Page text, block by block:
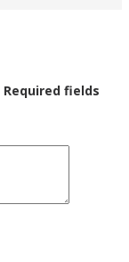
Required fields